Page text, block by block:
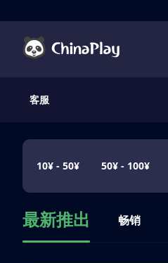
客服
10¥ - 50¥ 50¥ - 100¥
最新推出 畅销